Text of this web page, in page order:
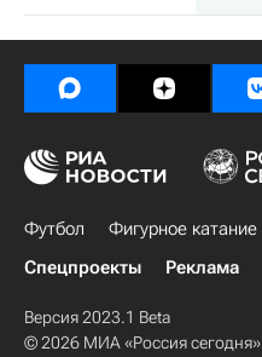
Футбол Фигурное катание
Спецпроекты
Реклама
Версия 2023.1 Beta
© 2026 МИА «Россия сегодня»